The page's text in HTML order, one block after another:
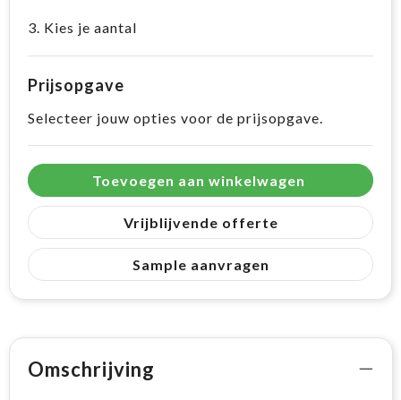
3. Kies je aantal
Prijsopgave
Selecteer jouw opties voor de prijsopgave.
Toevoegen aan winkelwagen
Vrijblijvende offerte
Sample aanvragen
Omschrijving